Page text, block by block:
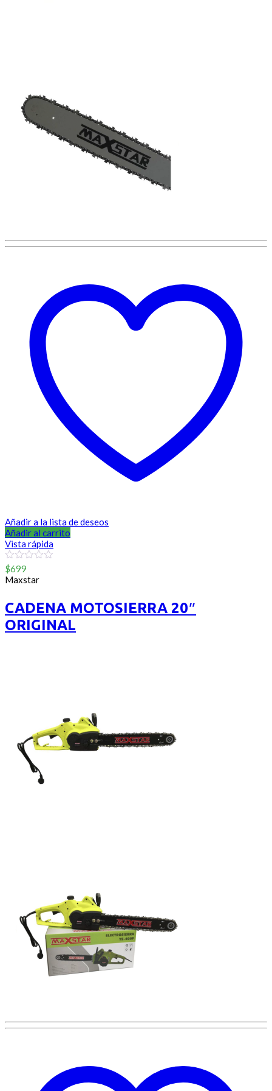
Añadir a la lista de deseos
Añadir al carrito
Vista rápida
0
out
of
$699
Maxstar
CADENA MOTOSIERRA 20″
ORIGINAL